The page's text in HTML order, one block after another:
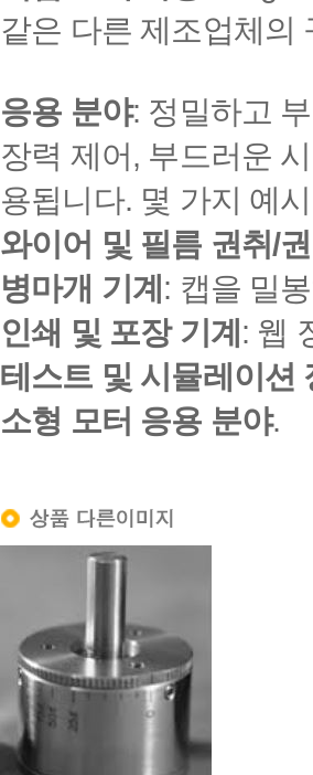
같은 다른 제조업체의
응용 분야: 정밀하고
장력 제어, 부드러운
용됩니다. 몇 가지 예
와이어 및 필름 권취/
병마개 기계 : 캡을 밀
인쇄 및 포장 기계 : 웹
테스트 및 시뮬레이션
소형 모터 응용 분야.